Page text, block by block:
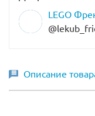
Король гоблинов
В наборе
LEGO
Описание